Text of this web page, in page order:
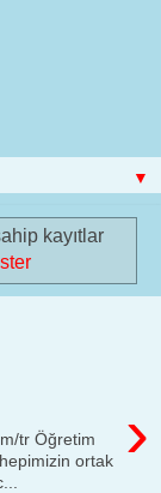
▼
kayıtlar
›
tr Öğretim
ortak